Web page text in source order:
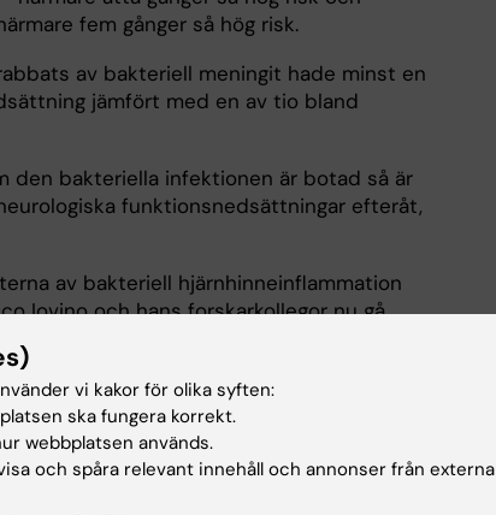
fem gånger så hög risk.
av bakteriell meningit hade minst en
jämfört med en av tio bland
den bakteriella infektionen är botad så är
funktionsnedsättningar efteråt,
av bakteriell hjärnhinneinflammation
Iovino och hans forskarkollegor nu gå
som kan skydda nervcellerna i
på några dagar som det tar för
Vi har nu mycket lovande data från
precis gå in i en preklinisk fas med
hoppas vi kunna presentera detta i
vi kakor för olika syften:
ska fungera korrekt.
webbplatsen används.
och spåra relevant innehåll och annonser från externa